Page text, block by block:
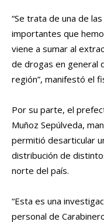
“Se trata de una de
importantes que
viene a sumar al
de drogas en general
región”, manifestó el
Por su parte, el
Muñoz Sepúlveda,
permitió desarticular
distribución de
norte del país.
“Esta es una
personal de